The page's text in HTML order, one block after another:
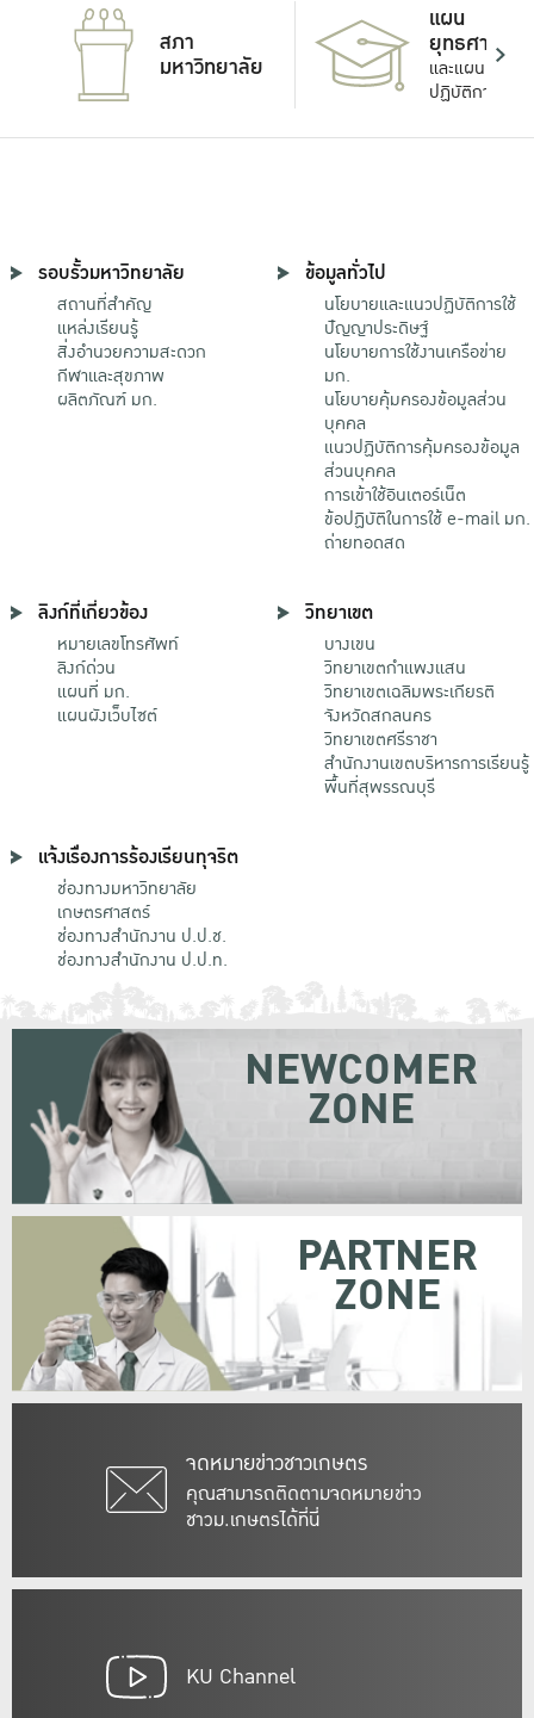
สภา
มหาวิทยาลัย
แผน
ยุทธศาสตร์
และแผน
ปฏิบัติการ
รอบรั้วมหาวิทยาลัย
สถานที่สำคัญ
แหล่งเรียนรู้
สิ่งอำนวยความสะดวก
กีฬาและสุขภาพ
ผลิตภัณฑ์ มก.
ข้อมูลทั่วไป
นโยบายและแนวปฏิบัติการใช้
ปัญญาประดิษฐ์
นโยบายการใช้งานเครือข่าย
มก.
นโยบายคุ้มครองข้อมูลส่วน
บุคคล
แนวปฏิบัติการคุ้มครองข้อมูล
ส่วนบุคคล
การเข้าใช้อินเตอร์เน็ต
ข้อปฏิบัติในการใช้ e-mail มก.
ถ่ายทอดสด
ลิงก์ที่เกี่ยวข้อง
หมายเลขโทรศัพท์
ลิงก์ด่วน
แผนที่ มก.
แผนผังเว็บไซต์
วิทยาเขต
บางเขน
วิทยาเขตกําแพงแสน
วิทยาเขตเฉลิมพระเกียรติ
จังหวัดสกลนคร
วิทยาเขตศรีราชา
สำนักงานเขตบริหารการเรียนรู้
พื้นที่สุพรรณบุรี
แจ้งเรื่องการร้องเรียนทุจริต
ช่องทางมหาวิทยาลัย
เกษตรศาสตร์
ช่องทางสำนักงาน ป.ป.ช.
ช่องทางสำนักงาน ป.ป.ท.
จดหมายข่าวชาวเกษตร
คุณสามารถติดตามจดหมายข่าว
ชาวม.เกษตรได้ที่นี่
NEWCOMER
ZONE
PARTNER
ZONE
KU Channel